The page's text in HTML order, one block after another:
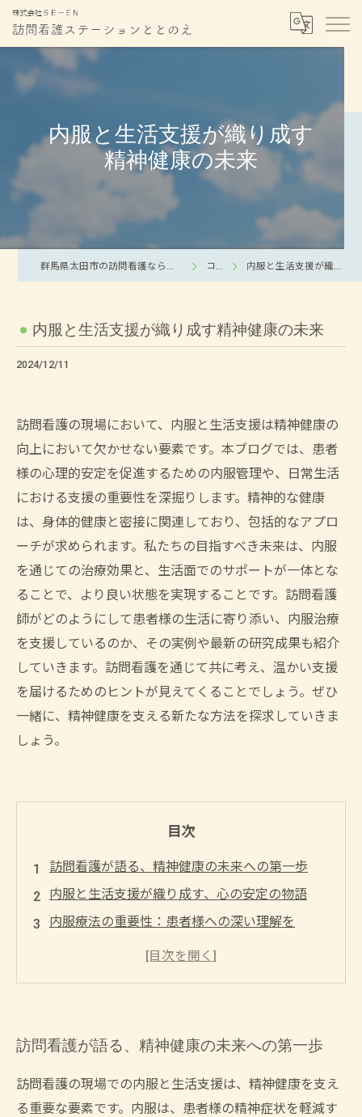
内服と生活支援が織り成す
精神健康の未来
群馬県太田市の訪問看護なら訪問看護ステーションととのえ コラム 内服と生活支援が織り成す精神健康の未来
内服と生活支援が織り成す精神健康の未来
2024/12/11
訪問看護の現場において、内服と生活支援は精神健康の
向上において欠かせない要素です。本ブログでは、患者
様の心理的安定を促進するための内服管理や、日常生活
における支援の重要性を深掘りします。精神的な健康
は、身体的健康と密接に関連しており、包括的なアプロ
ーチが求められます。私たちの目指すべき未来は、内服
を通じての治療効果と、生活面でのサポートが一体とな
ることで、より良い状態を実現することです。訪問看護
師がどのようにして患者様の生活に寄り添い、内服治療
を支援しているのか、その実例や最新の研究成果も紹介
していきます。訪問看護を通じて共に考え、温かい支援
を届けるためのヒントが見えてくることでしょう。ぜひ
一緒に、精神健康を支える新たな方法を探求していきま
しょう。
目次
訪問看護が語る、精神健康の未来への第一歩
内服と生活支援が織り成す、心の安定の物語
内服療法の重要性：患者様への深い理解を
生活支援が与える力：心の健康を育む具体例
プローチ
私たちが目指す未来：温かい支援で築く健康な
心
訪問看護が語る、精神健康の未来への第一歩
訪問看護の現場での内服と生活支援は、精神健康を支え
る重要な要素です。内服は、患者様の精神症状を軽減す